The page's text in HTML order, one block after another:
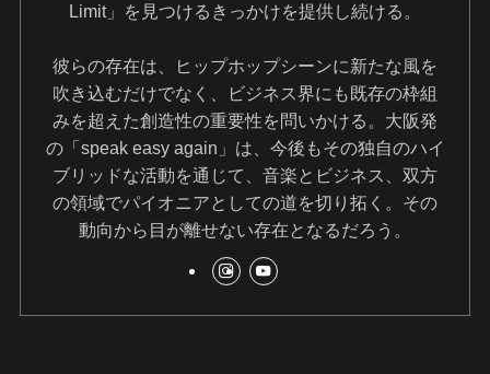
Limit」を見つけるきっかけを提供し続ける。
彼らの存在は、ヒップホップシーンに新たな風を
吹き込むだけでなく、ビジネス界にも既存の枠組
みを超えた創造性の重要性を問いかける。大阪発
の「speak easy again」は、今後もその独自のハイ
ブリッドな活動を通じて、音楽とビジネス、双方
の領域でパイオニアとしての道を切り拓く。その
動向から目が離せない存在となるだろう。